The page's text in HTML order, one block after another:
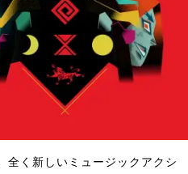
全く新しいミュージックアクシ